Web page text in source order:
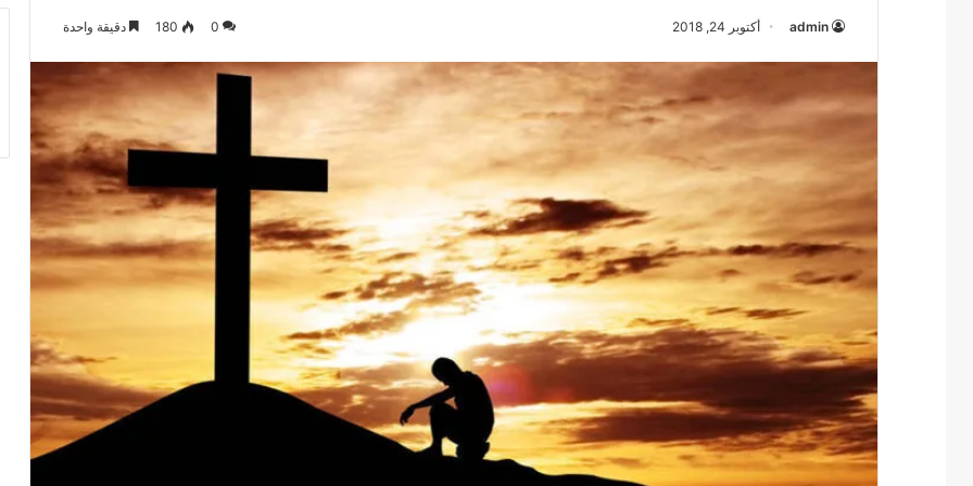
admin أكتوبر 24, 2018 0
180 دقيقة واحدة